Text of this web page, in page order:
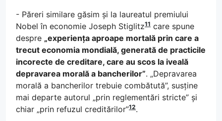
- Păreri similare găsim și la laureatul premiului
Nobel în economie Joseph Stiglitz11 care spune
despre „experiența aproape mortală prin care a
trecut economia mondială, generată de practicile
incorecte de creditare, care au scos la iveală
depravarea morală a bancherilor”. „Depravarea
morală a bancherilor trebuie combătută”, susține
mai departe autorul „prin reglementări stricte” și
chiar „prin refuzul creditărilor”12.